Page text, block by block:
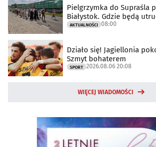
Pielgrzymka do Supraśla
Białystok. Gdzie będą
AKTUALNOŚCI 08:00
Działo się! Jagiellonia
Szmyt bohaterem
SPORT 2026.08.06 20:08
WIĘCEJ WIADOMOŚCI